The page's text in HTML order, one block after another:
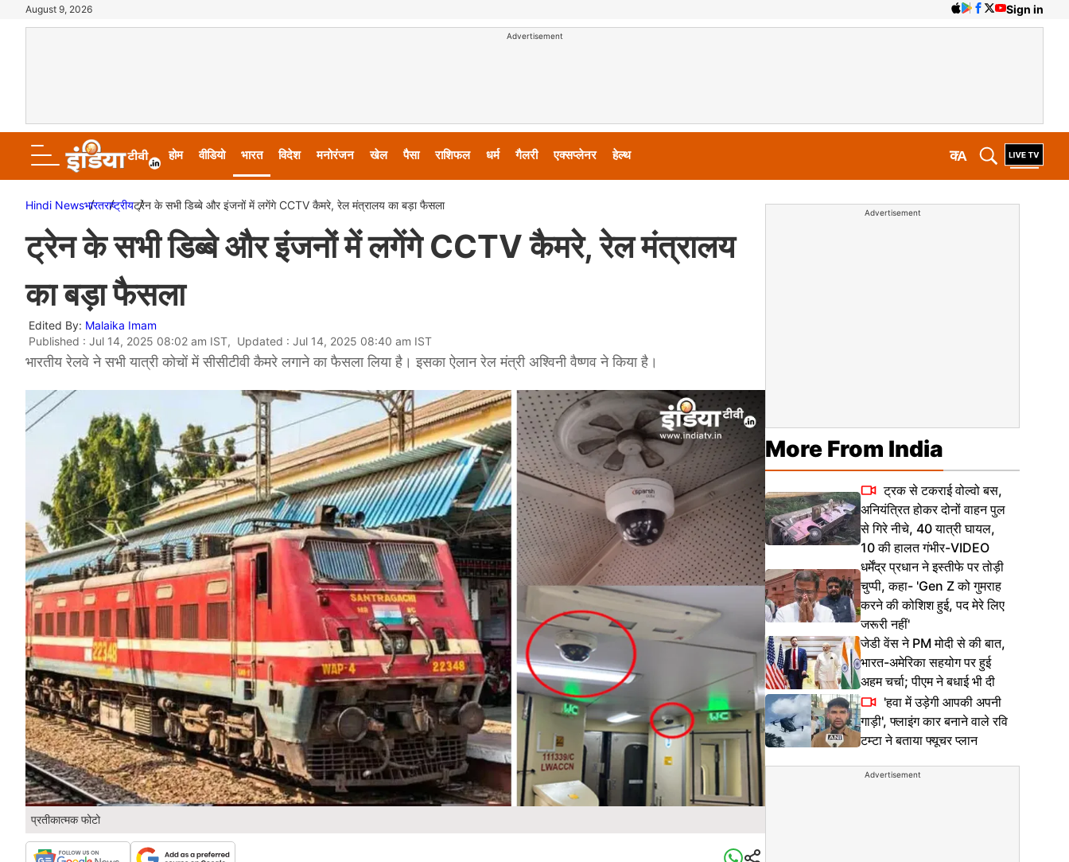
August 9, 2026 Sign in
Advertisement
होम वीडियो भारत विदेश मनोरंजन खेल पैसा राशिफल धर्म गैलरी एक्सप्लेनर हेल्थ A
क
Hindi Newsभारतराष्ट्रीयट्रेन के सभी डिब्बे और इंजनों में लगेंगे CCTV कैमरे, रेल मंत्रालय का बड़ा फैसला
ट्रेन के सभी डिब्बे और इंजनों में लगेंगे CCTV कैमरे, रेल मंत्रालय
का बड़ा फैसला
Edited By: Malaika Imam
Published : Jul 14, 2025 08:02 am IST, Updated : Jul 14, 2025 08:40 am IST
भारतीय रेलवे ने सभी यात्री कोचों में सीसीटीवी कैमरे लगाने का फैसला लिया है। इसका ऐलान रेल मंत्री अश्विनी वैष्णव ने किया है।
प्रतीकात्मक फोटो
Advertisement
More From India
ट्रक से टकराई वोल्वो बस,
अनियंत्रित होकर दोनों वाहन पुल
से गिरे नीचे, 40 यात्री घायल,
10 की हालत गंभीर-VIDEO
धर्मेंद्र प्रधान ने इस्तीफे पर तोड़ी
चुप्पी, कहा- 'Gen Z को गुमराह
करने की कोशिश हुई, पद मेरे लिए
जरूरी नहीं'
जेडी वेंस ने PM मोदी से की बात,
भारत-अमेरिका सहयोग पर हुई
अहम चर्चा; पीएम ने बधाई भी दी
'हवा में उड़ेगी आपकी अपनी
गाड़ी', फ्लाइंग कार बनाने वाले रवि
टम्टा ने बताया फ्यूचर प्लान
Advertisement